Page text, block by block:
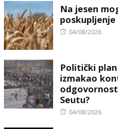
Na jesen
Posted
04/08/2026
Politički
izmakao
Seutu?
Posted
04/08/2026